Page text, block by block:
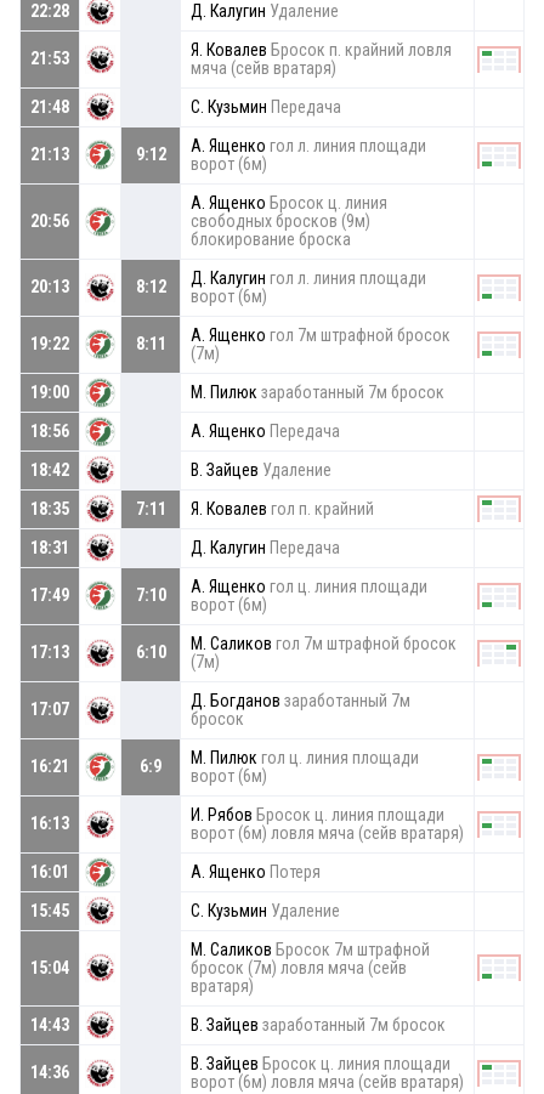
22:28
Д. Калугин Удаление
21:53 Я. Ковалев Бросок п. крайний ловля
мяча (сейв вратаря)
21:48
С. Кузьмин Передача
21:13 9:12 А. Ященко гол л. линия площади
ворот (6м)
20:56
А. Ященко Бросок ц. линия
свободных бросков (9м)
блокирование броска
20:13 8:12 Д. Калугин гол л. линия площади
ворот (6м)
19:22 8:11 А. Ященко гол 7м штрафной бросок
(7м)
19:00
М. Пилюк заработанный 7м бросок
18:56
А. Ященко Передача
18:42
В. Зайцев Удаление
18:35
7:11 Я. Ковалев гол п. крайний
18:31
Д. Калугин Передача
17:49 7:10 А. Ященко гол ц. линия площади
ворот (6м)
17:13 6:10 М. Саликов гол 7м штрафной бросок
(7м)
17:07 Д. Богданов заработанный 7м
бросок
16:21 6:9 М. Пилюк гол ц. линия площади
ворот (6м)
16:13 И. Рябов Бросок ц. линия площади
ворот (6м) ловля мяча (сейв вратаря)
16:01
А. Ященко Потеря
15:45
С. Кузьмин Удаление
15:04
М. Саликов Бросок 7м штрафной
бросок (7м) ловля мяча (сейв
вратаря)
14:43
В. Зайцев заработанный 7м бросок
14:36 В. Зайцев Бросок ц. линия площади
ворот (6м) ловля мяча (сейв вратаря)